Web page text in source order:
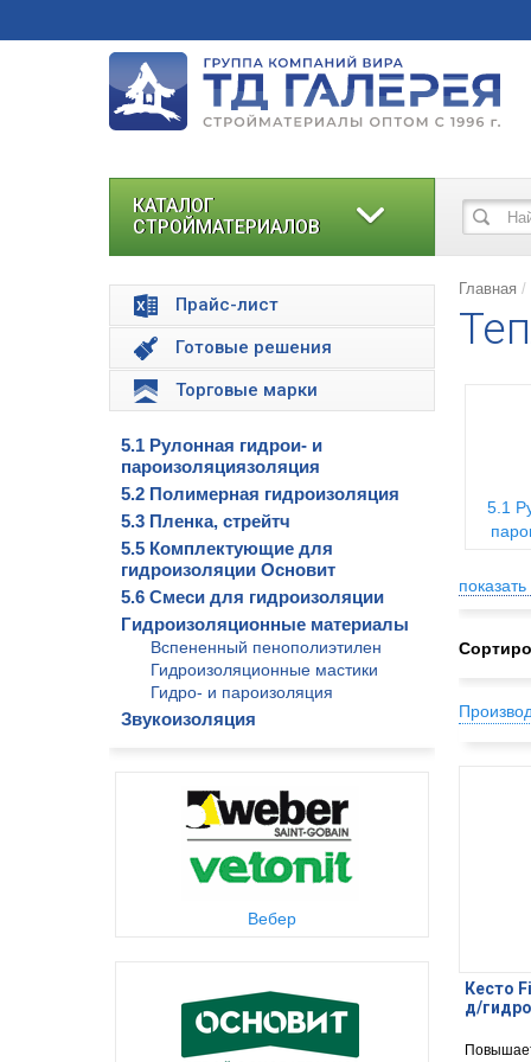
КАТАЛОГ
СТРОЙМАТЕРИАЛОВ
Прайс-лист
Готовые решения
Торговые марки
5.1 Рулонная гидрои- и
пароизоляциязоляция
5.2 Полимерная гидроизоляция
5.3 Пленка, стрейтч
5.5 Комплектующие для
гидроизоляции Основит
5.6 Смеси для гидроизоляции
Гидроизоляционные материалы
Вспененный пенополиэтилен
Гидроизоляционные мастики
Гидро- и пароизоляция
Звукоизоляция
Вебер
Главная
5.1
показать
Кесто
д/